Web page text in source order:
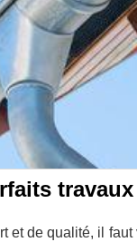
et de qualité, il